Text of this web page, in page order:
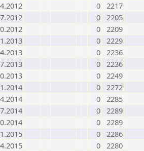
0 2217
0 2205
0 2209
0 2229
0 2236
0 2236
0 2249
0 2272
0 2285
0 2289
0 2289
0 2286
0 2280